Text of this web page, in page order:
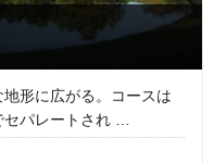
形に広がる。コースは
パレートされ …